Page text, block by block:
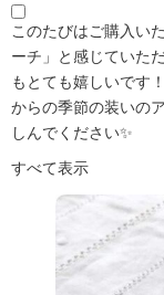
このたびはご購入い
ーチ」と感じていた
もとても嬉しいです
からの季節の装いの
しんでください✨
すべて表示